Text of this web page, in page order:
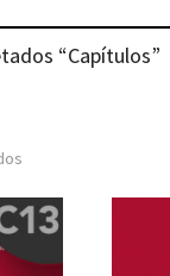
“Capítulos”
por
los
últimos